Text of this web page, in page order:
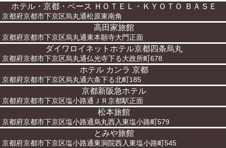
ホテル・京都・ベース ＨＯＴＥＬ・ＫＹＯＴＯ ＢＡＳＥ
京都府京都市下京区烏丸通松原東南角
高田家旅館
京都府京都市下京区烏丸通東本願寺大門正面
ダイワロイネットホテル京都四条烏丸
京都府京都市下京区烏丸通仏光寺下る大政所町678
ホテル カンラ 京都
京都府京都市下京区烏丸通六条下る北町185
京都新阪急ホテル
京都府京都市下京区塩小路通ＪＲ京都駅正面
松本旅館
京都府京都市下京区塩小路通烏丸西入東塩小路町579
とみや旅館
京都府京都市下京区塩小路通東洞院西入東塩小路町545